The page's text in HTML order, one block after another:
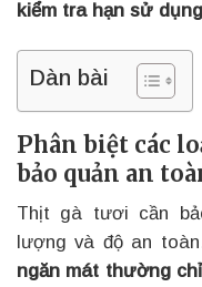
kiểm tra hạn sử
Dàn bài
Phân biệt các
bảo quản an
Thịt gà tươi cần
lượng và độ an
ngăn mát thường